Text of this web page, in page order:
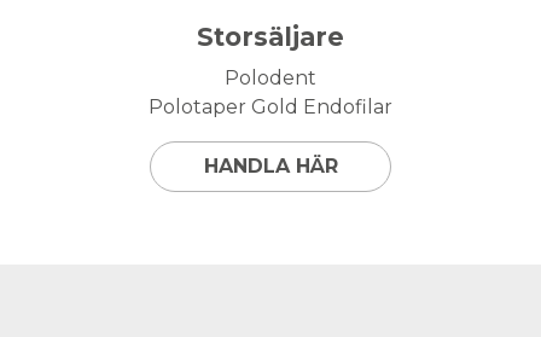
Storsäljare
Polodent
Polotaper Gold Endofilar
HANDLA HÄR